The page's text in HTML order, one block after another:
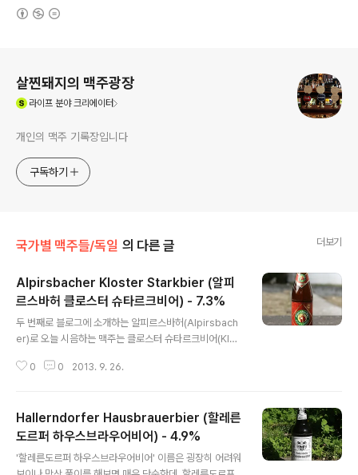
살찐돼지의 맥주광장
라이프분야 크리에이터
개인의 맥주 기록장입니다
구독하기
국가별 맥주들/독일 의 다른 글 더보기
Alpirsbacher Kloster Starkbier (알피
르스바허 클로스터 슈타르크비어) - 7.3%
두 번째로 블로그에 소개하는 알피르스바허(Alpirsbach
er)로 오늘 시음하는 맥주는 클로스터 슈타르크비어(Klos
시되는 상시제품은 아니고 특정 시기에만 풀리는 맥주로
고행을 하거나 그 이후 유일하게 입에 넣었던 물질이 맥주
로, 특히 도수가 높은 제품일 수록 더 많은 영양(당,칼로리)
을 보유했기에 오늘과 같은 슈타르크(독일어로 강한)비어
류가 선호되었다고 합니다. 벨기에의 트라피스트(Trappi
0 0 2013. 9. 26.
Hallerndorfer Hausbrauerbier (할레른
도르퍼 하우스브라우어비어) - 4.9%
'할레른도르퍼 하우스브라우어비어' 이름은 굉장히 어려워